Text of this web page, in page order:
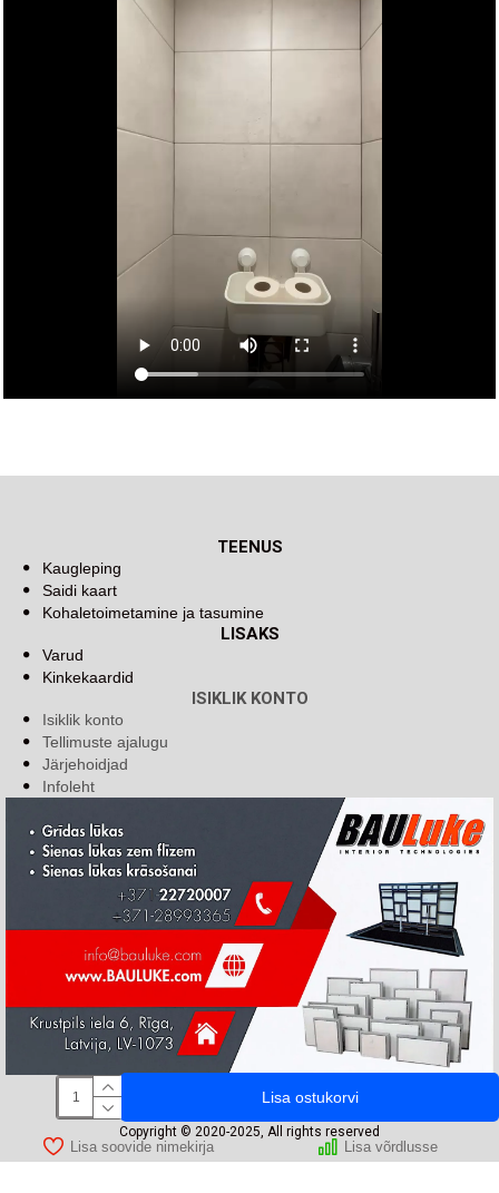
Lisa ostukorvi
Lisa soovide nimekirja Lisa võrdlusse
TEENUS
Kaugleping
Saidi kaart
Kohaletoimetamine ja tasumine
LISAKS
Varud
Kinkekaardid
ISIKLIK KONTO
Isiklik konto
Tellimuste ajalugu
Järjehoidjad
Infoleht
Copyright © 2020-2025, All rights reserved